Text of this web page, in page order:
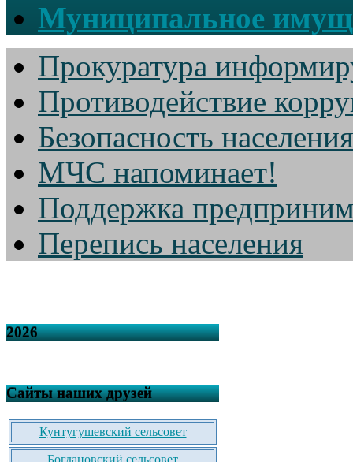
Муниципальное
Прокуратура
Противодействие
Безопасность населения
МЧС напоминает!
Поддержка
Перепись населения
2026
Сайты наших друзей
Кунтугушевский сельсовет
Богдановский сельсовет